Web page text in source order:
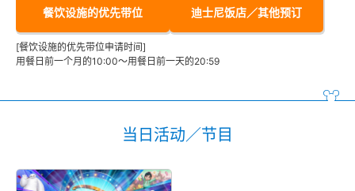
餐饮设施的优先带位 迪士尼饭店／其他预订
[餐饮设施的优先带位申请时间]
用餐日前一个月的10:00～用餐日前一天的20:59
当日活动／节目